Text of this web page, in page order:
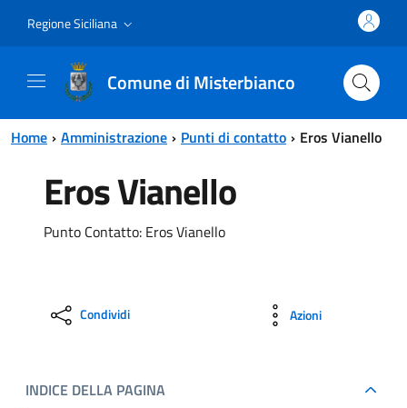
Regione Siciliana
Comune di Misterbianco
Home Amministrazione Punti di contatto Eros Vianello
Eros Vianello
Punto Contatto: Eros Vianello
Condividi Azioni
INDICE DELLA PAGINA